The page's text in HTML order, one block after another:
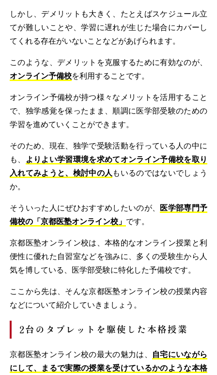
しかし、デメリットも大きく、たとえばスケジュール立
てが難しいことや、学習に遅れが生じた場合にカバーし
てくれる存在がいないことなどがあげられます。
このような、デメリットを克服するために有効なのが、
オンライン予備校を利用することです。
オンライン予備校が持つ様々なメリットを活用すること
で、独学感覚を保ったまま、順調に医学部受験のための
学習を進めていくことができます。
そのため、現在、独学で受験活動を行っている人の中に
も、
よりよい学習環境を求めてオンライン予備校を取り
入れてみようと、検討中の人もいるのではないでしょう
か。
そういった人にぜひおすすめしたいのが、 医学部専門予
備校の「京都医塾オンライン校」 です。
京都医塾オンライン校は、本格的なオンライン授業と利
便性に優れた自習室などを強みに、多くの受験生から人
気を博している、医学部受験に特化した予備校です。
ここから先は、そんな京都医塾オンライン校の授業内容
などについて紹介していきましょう。
2台のタブレットを駆使した本格授業
京都医塾オンライン校の最大の魅力は、 自宅にいながら
にして、まるで実際の授業を受けているかのような本格